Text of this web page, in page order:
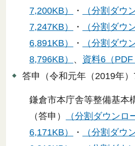
7,200KB）
・
（分割ダウ
7,247KB）
・
（分割ダウ
6,891KB）
・
（分割ダウ
8,796KB） 、 資料6（PDF
答申（令和元年（2019年）
鎌倉市本庁舎等整備基本
（答申）
（分割ダウンロ
6,171KB）
・
（分割ダウ